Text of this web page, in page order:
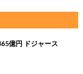
億円 ドジャース